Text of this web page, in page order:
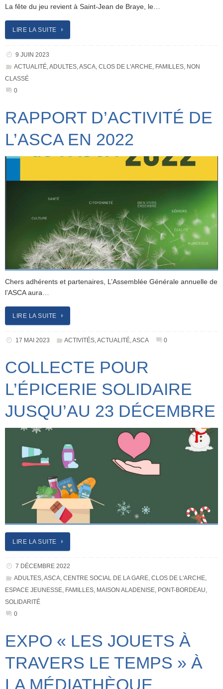
La fête du jeu revient à Saint-Jean de Braye, le…
LIRE LA SUITE
9 JUIN 2023
ACTUALITÉ, ADULTES, ASCA, CLOS DE L'ARCHE, FAMILLES, NON
CLASSÉ
0
RAPPORT D’ACTIVITÉ DE
L’ASCA EN 2022
Chers adhérents et partenaires, L’Assemblée Générale annuelle de
l’ASCA aura…
LIRE LA SUITE
17 MAI 2023 ACTIVITÉS,ACTUALITÉ,ASCA 0
COLLECTE POUR
L’ÉPICERIE SOLIDAIRE
JUSQU’AU 23 DÉCEMBRE
LIRE LA SUITE
7 DÉCEMBRE 2022
ADULTES,ASCA, CENTRE SOCIAL DE LA GARE, CLOS DE L'ARCHE,
ESPACE JEUNESSE, FAMILLES, MAISON ALADENISE, PONT-BORDEAU,
SOLIDARITÉ
0
EXPO « LES JOUETS À
TRAVERS LE TEMPS » À
LA MÉDIATHÈQUE